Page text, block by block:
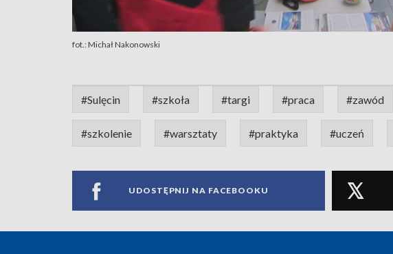
fot.: Michał Nakonowski
#Sulęcin #szkoła #targi #praca #zawód
#szkolenie #warsztaty #praktyka #uczeń
UDOSTĘPNIJ NA FACEBOOKU